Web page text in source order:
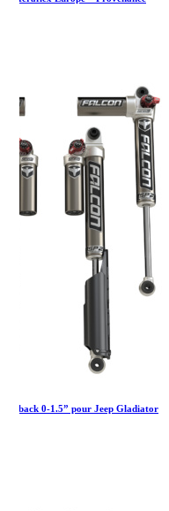
0-1.5” pour Jeep Gladiator